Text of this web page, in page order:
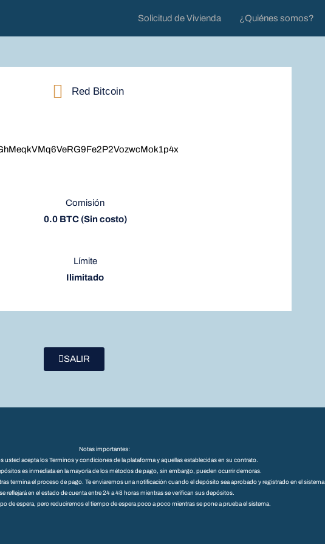
Solicitud de Vivienda ¿Quiénes somos?
Red Bitcoin
Comisión
0.0 BTC (Sin costo)
Límite
Ilimitado
SALIR
Notas importantes:
usted acepta los Terminos y condiciones de la plataforma y aquellas establecidas en su contrato.
es inmediata en la mayoría de los métodos de pago, sin embargo, pueden ocurrir demoras.
termina el proceso de pago. Te enviaremos una notificación cuando el depósito sea aprobado y registrado en el sistema.
reflejará en el estado de cuenta entre 24 a 48 horas mientras se verifican sus depósitos.
de espera, pero reduciremos el tiempo de espera poco a poco mientras se pone a prueba el sistema.